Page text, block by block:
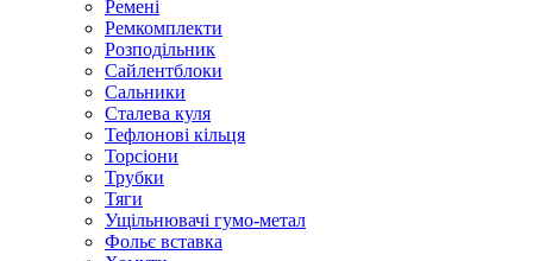
Ремені
Ремкомплекти
Розподільник
Сайлентблоки
Сальники
Сталева куля
Тефлонові кільця
Торсіони
Трубки
Тяги
Ущільнювачі гумо-метал
Фольє вставка